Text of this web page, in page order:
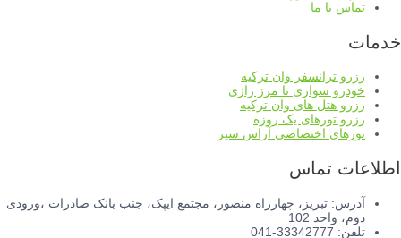
تماس با ما
خدمات
رزرو ترانسفر وان ترکیه
خودرو سواری تا مرز رازی
رزرو هتل های وان ترکیه
رزرو تورهای یک روزه
تورهای اختصاصی آراس سیر
اطلاعات تماس
آدرس: تبریز، چهارراه منصور، مجتمع ایپک، جنب بانک صادرات ،ورودی
دوم، واحد 102
تلفن: 33342777-041